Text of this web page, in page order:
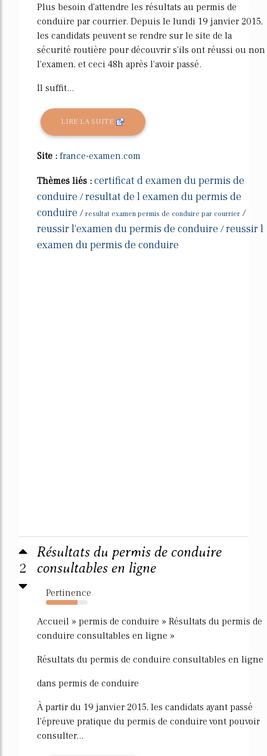
Plus besoin d'attendre les résultats au permis de
conduire par courrier. Depuis le lundi 19 janvier 2015,
les candidats peuvent se rendre sur le site de la
sécurité routière pour découvrir s'ils ont réussi ou non
l'examen, et ceci 48h après l'avoir passé.
Il suffit...
LIRE LA SUITE
Site : france-examen.com
Thèmes liés : certificat d examen du permis de
conduire /resultat de l examen du permis de
conduire / resultat examen permis de conduire par courrier /
reussir l'examen du permis de conduire /reussir l
examen du permis de conduire
2
Résultats du permis de conduire
consultables en ligne
Pertinence
76%
Accueil » permis de conduire » Résultats du permis de
conduire consultables en ligne »
Résultats du permis de conduire consultables en ligne
dans permis de conduire
À partir du 19 janvier 2015, les candidats ayant passé
l'épreuve pratique du permis de conduire vont pouvoir
consulter...